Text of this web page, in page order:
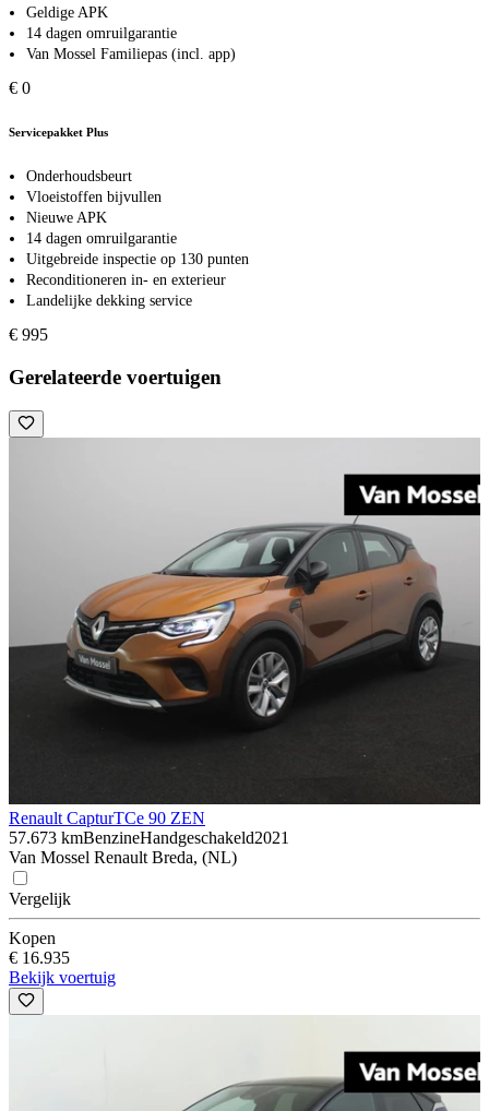
Geldige APK
14 dagen omruilgarantie
Van Mossel Familiepas (incl. app)
€ 0
Servicepakket Plus
Onderhoudsbeurt
Vloeistoffen bijvullen
Nieuwe APK
14 dagen omruilgarantie
Uitgebreide inspectie op 130 punten
Reconditioneren in- en exterieur
Landelijke dekking service
€ 995
Gerelateerde voertuigen
Renault CapturTCe 90 ZEN
57.673 kmBenzineHandgeschakeld2021
Van Mossel Renault Breda, (NL)
Vergelijk
Kopen
€ 16.935
Bekijk voertuig